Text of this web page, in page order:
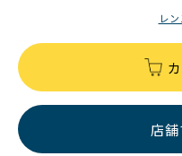
レ
店